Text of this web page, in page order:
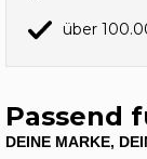
über
Passend
DEINE MARKE,